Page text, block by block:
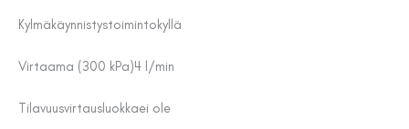
Kylmäkäynnistystoimintokyllä
Virtaama (300 kPa)4 l/min
Tilavuusvirtausluokkaei ole